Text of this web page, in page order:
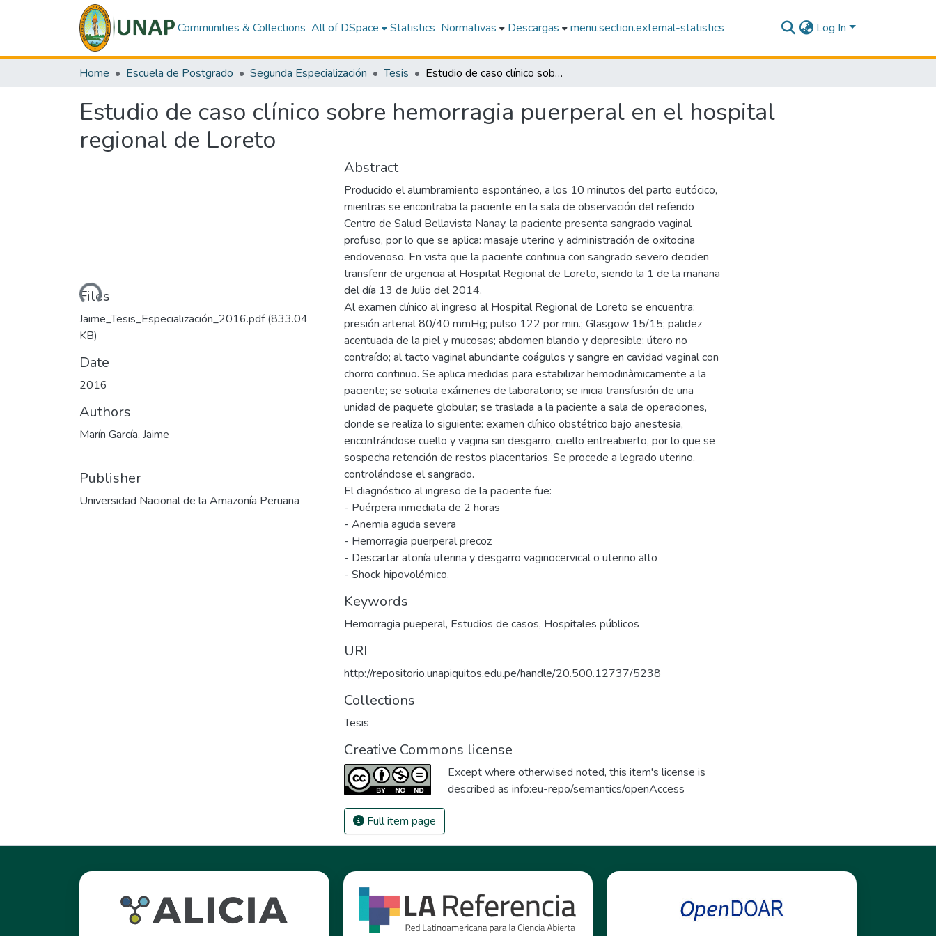
Communities & Collections All of DSpace Statistics Normativas Descargas menu.section.external-statistics Log In
Home Escuela de Postgrado Segunda Especialización Tesis Estudio de caso clínico sobre hemorragia puerperal en el hospital regional de Loreto
Estudio de caso clínico sobre hemorragia puerperal en el hospital
regional de Loreto
Loading...
Files
Jaime_Tesis_Especialización_2016.pdf(833.04
KB)
Date
2016
Authors
Marín García, Jaime
Publisher
Universidad Nacional de la Amazonía Peruana
Abstract
Producido el alumbramiento espontáneo, a los 10 minutos del parto eutócico,
mientras se encontraba la paciente en la sala de observación del referido
Centro de Salud Bellavista Nanay, la paciente presenta sangrado vaginal
profuso, por lo que se aplica: masaje uterino y administración de oxitocina
endovenoso. En vista que la paciente continua con sangrado severo deciden
transferir de urgencia al Hospital Regional de Loreto, siendo la 1 de la mañana
del día 13 de Julio del 2014.
Al examen clínico al ingreso al Hospital Regional de Loreto se encuentra:
presión arterial 80/40 mmHg; pulso 122 por min.; Glasgow 15/15; palidez
acentuada de la piel y mucosas; abdomen blando y depresible; útero no
contraído; al tacto vaginal abundante coágulos y sangre en cavidad vaginal con
chorro continuo. Se aplica medidas para estabilizar hemodinàmicamente a la
paciente; se solicita exámenes de laboratorio; se inicia transfusión de una
unidad de paquete globular; se traslada a la paciente a sala de operaciones,
donde se realiza lo siguiente: examen clínico obstétrico bajo anestesia,
encontrándose cuello y vagina sin desgarro, cuello entreabierto, por lo que se
sospecha retención de restos placentarios. Se procede a legrado uterino,
controlándose el sangrado.
El diagnóstico al ingreso de la paciente fue:
- Puérpera inmediata de 2 horas
- Anemia aguda severa
- Hemorragia puerperal precoz
- Descartar atonía uterina y desgarro vaginocervical o uterino alto
- Shock hipovolémico.
Keywords
Hemorragia pueperal, Estudios de casos, Hospitales públicos
URI
http://repositorio.unapiquitos.edu.pe/handle/20.500.12737/5238
Collections
Tesis
Creative Commons license
Except where otherwised noted, this item's license is
described as info:eu-repo/semantics/openAccess
Full item page